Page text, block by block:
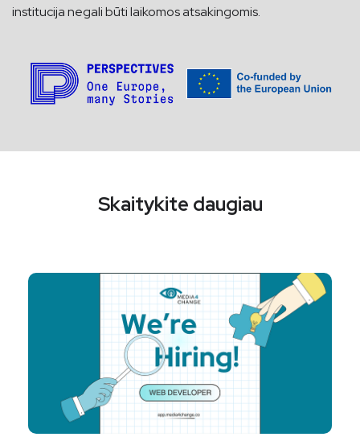
institucija negali būti laikomos atsakingomis.
Skaitykite daugiau